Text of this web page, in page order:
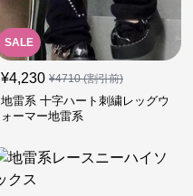
SALE
¥4,230 ¥4710(割引前)
地雷系 十字ハート刺繍レッグウ
ォーマー地雷系